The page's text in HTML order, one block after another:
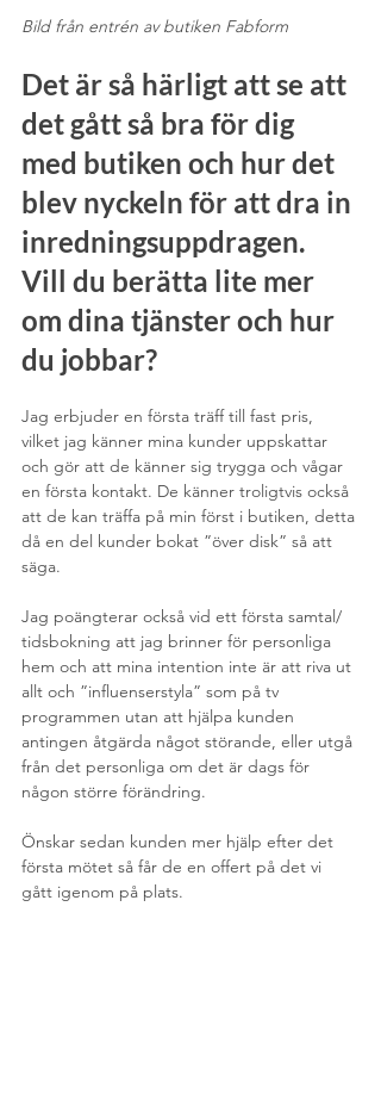
Bild från entrén av butiken Fabform
Det är så härligt att se att
det gått så bra för dig
med butiken och hur det
blev nyckeln för att dra in
inredningsuppdragen.
Vill du berätta lite mer
om dina tjänster och hur
du jobbar?
Jag erbjuder en första träff till fast pris,
vilket jag känner mina kunder uppskattar
och gör att de känner sig trygga och vågar
en första kontakt. De känner troligtvis också
att de kan träffa på min först i butiken, detta
då en del kunder bokat ”över disk” så att
säga.
Jag poängterar också vid ett första samtal/
tidsbokning att jag brinner för personliga
hem och att mina intention inte är att riva ut
allt och ”influenserstyla” som på tv
programmen utan att hjälpa kunden
antingen åtgärda något störande, eller utgå
från det personliga om det är dags för
någon större förändring.
Önskar sedan kunden mer hjälp efter det
första mötet så får de en offert på det vi
gått igenom på plats.